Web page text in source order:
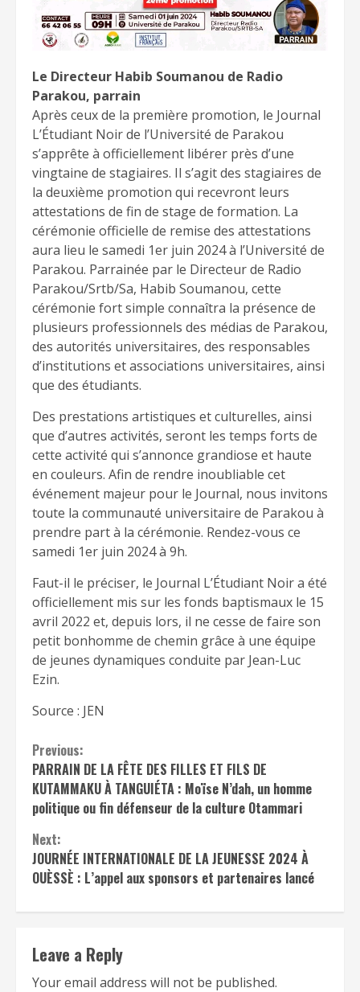
Le Directeur Habib Soumanou de Radio
Parakou, parrain
Après ceux de la première promotion, le Journal
L’Étudiant Noir de l’Université de Parakou
s’apprête à officiellement libérer près d’une
vingtaine de stagiaires. Il s’agit des stagiaires de
la deuxième promotion qui recevront leurs
attestations de fin de stage de formation. La
cérémonie officielle de remise des attestations
aura lieu le samedi 1er juin 2024 à l’Université de
Parakou. Parrainée par le Directeur de Radio
Parakou/Srtb/Sa, Habib Soumanou, cette
cérémonie fort simple connaîtra la présence de
plusieurs professionnels des médias de Parakou,
des autorités universitaires, des responsables
d’institutions et associations universitaires, ainsi
que des étudiants.
Des prestations artistiques et culturelles, ainsi
que d’autres activités, seront les temps forts de
cette activité qui s’annonce grandiose et haute
en couleurs. Afin de rendre inoubliable cet
événement majeur pour le Journal, nous invitons
toute la communauté universitaire de Parakou à
prendre part à la cérémonie. Rendez-vous ce
samedi 1er juin 2024 à 9h.
Faut-il le préciser, le Journal L’Étudiant Noir a été
officiellement mis sur les fonds baptismaux le 15
avril 2022 et, depuis lors, il ne cesse de faire son
petit bonhomme de chemin grâce à une équipe
de jeunes dynamiques conduite par Jean-Luc
Ezin.
Source : JEN
Continue
Reading
Previous:
PARRAIN DE LA FÊTE DES FILLES ET FILS DE
KUTAMMAKU À TANGUIÉTA : Moïse N’dah, un homme
politique ou fin défenseur de la culture Otammari
Next:
JOURNÉE INTERNATIONALE DE LA JEUNESSE 2024 À
OUÈSSÈ : L’appel aux sponsors et partenaires lancé
Leave a Reply
Your email address will not be published.